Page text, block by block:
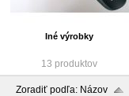
Iné výrobky
13 produktov
Zoradiť podľa: Názov